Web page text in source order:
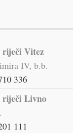
Vitez
IV, b.b.
336
Livno
111